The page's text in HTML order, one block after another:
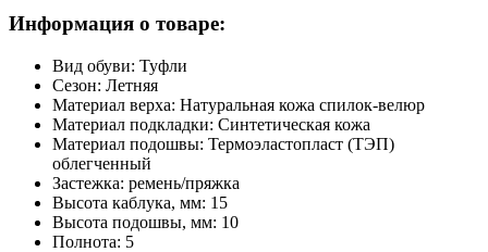
Информация о товаре:
Вид обуви: Туфли
Сезон: Летняя
Материал верха: Натуральная кожа спилок-велюр
Материал подкладки: Синтетическая кожа
Материал подошвы: Термоэластопласт (ТЭП)
облегченный
Застежка: ремень/пряжка
Высота каблука, мм: 15
Высота подошвы, мм: 10
Полнота: 5